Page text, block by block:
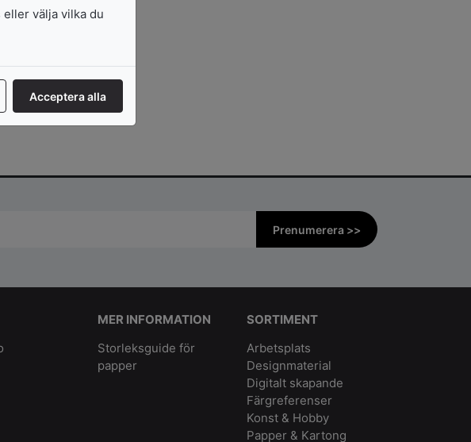
Prenumerera >>
MER INFORMATION
Storleksguide för
papper
SORTIMENT
Arbetsplats
Designmaterial
Digitalt skapande
Färgreferenser
Konst & Hobby
Papper & Kartong
eller välja vilka du
Acceptera alla